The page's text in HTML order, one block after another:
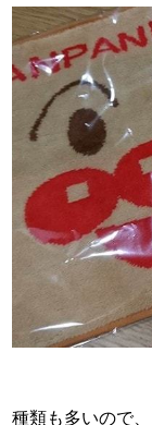
種類も多いので